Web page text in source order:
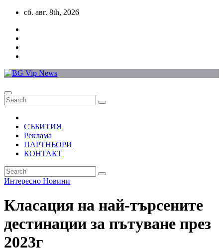
Skip
content
сб. авг. 8th, 2026
СЪБИТИЯ
Реклама
ПАРТНЬОРИ
КОНТАКТ
Интересно Новини
Класация на най-търсените
дестинации за пътуване през
2023г